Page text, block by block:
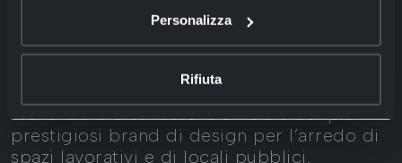
Personalizza
Rifiuta
DESIGN PER
L'UFFICIO
Wekendo è distributore ufficiale dei più
prestigiosi brand di design per l’arredo di
spazi lavorativi e di locali pubblici.